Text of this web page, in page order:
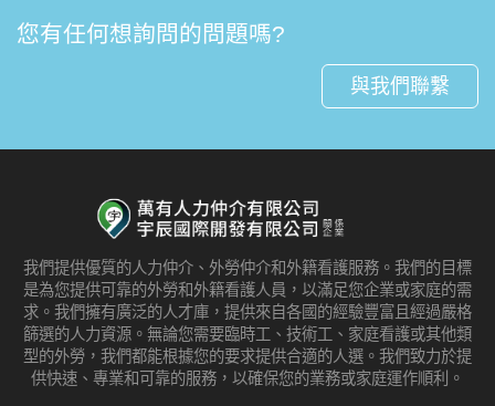
您有任何想詢問的問題嗎?
與我們聯繫
我們提供優質的人力仲介、外勞仲介和外籍看護服務。我們的目標
是為您提供可靠的外勞和外籍看護人員，以滿足您企業或家庭的需
求。我們擁有廣泛的人才庫，提供來自各國的經驗豐富且經過嚴格
篩選的人力資源。無論您需要臨時工、技術工、家庭看護或其他類
型的外勞，我們都能根據您的要求提供合適的人選。我們致力於提
供快速、專業和可靠的服務，以確保您的業務或家庭運作順利。